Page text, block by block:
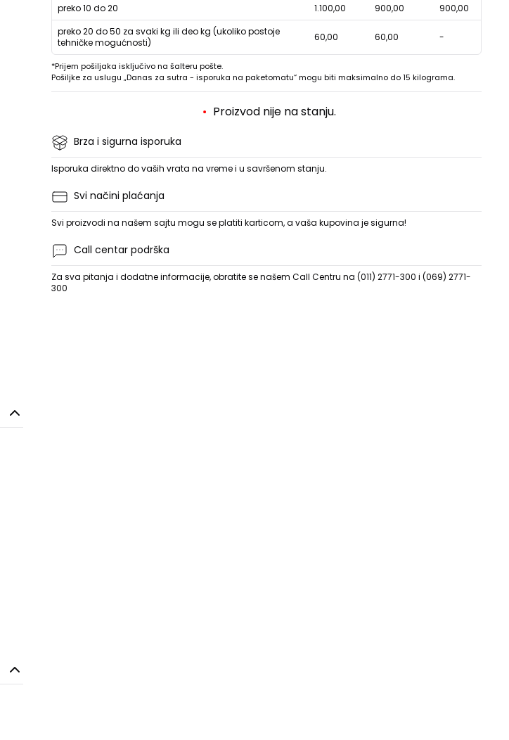
preko 10 do 20
1.100,00 900,00
900,00
preko 20 do 50 za svaki kg ili deo kg (ukoliko postoje
tehničke mogućnosti)
60,00 60,00 -
*Prijem pošiljaka isključivo na šalteru pošte.
Pošiljke za uslugu „Danas za sutra - isporuka na paketomatu“ mogu biti maksimalno do 15 kilograma.
Proizvod nije na stanju.
Brza i sigurna isporuka
Isporuka direktno do vaših vrata na vreme i u savršenom stanju.
Svi načini plaćanja
Svi proizvodi na našem sajtu mogu se platiti karticom, a vaša kupovina je sigurna!
Call centar podrška
Za sva pitanja i dodatne informacije, obratite se našem Call Centru na (011) 2771-300 i (069) 2771-
300